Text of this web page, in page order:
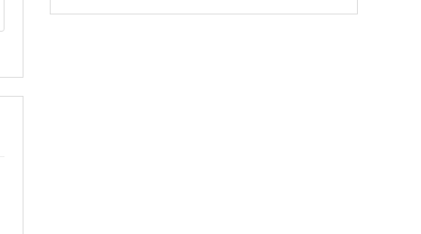
响；<&list>3.稳定器的转向胶套和球头